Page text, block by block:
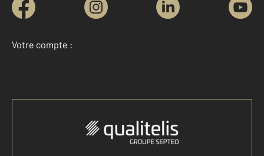
Votre compte :
Accéder à mon compte